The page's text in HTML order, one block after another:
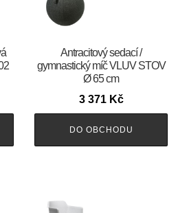
Antracitový sedací /
gymnastický míč VLUV STOV
Ø 65 cm
3 371 Kč
DO OBCHODU